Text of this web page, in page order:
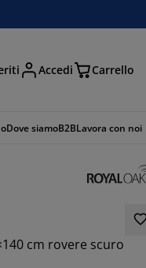
Accedi Carrello
Dove siamoB2BLavora con noi
cm rovere scuro